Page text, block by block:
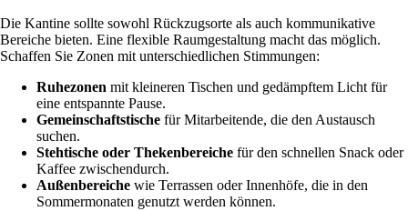
Die Kantine sollte sowohl Rückzugsorte als auch kommunikative
Bereiche bieten. Eine flexible Raumgestaltung macht das möglich.
Schaffen Sie Zonen mit unterschiedlichen Stimmungen:
Ruhezonen mit kleineren Tischen und gedämpftem Licht für
eine entspannte Pause.
Gemeinschaftstische für Mitarbeitende, die den Austausch
suchen.
Stehtische oder Thekenbereiche für den schnellen Snack oder
Kaffee zwischendurch.
Außenbereiche wie Terrassen oder Innenhöfe, die in den
Sommermonaten genutzt werden können.